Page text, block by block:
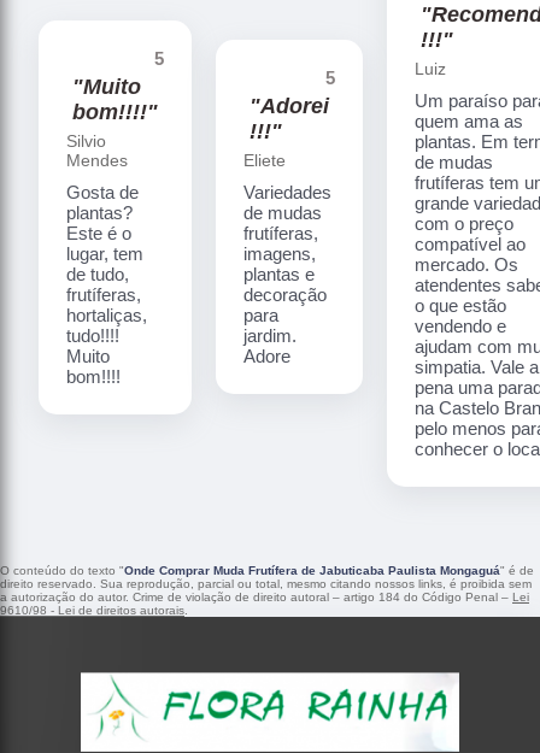
5
"Muito
bom!!!!"
Silvio
Mendes
Gosta de
plantas?
Este é o
lugar, tem
de tudo,
frutíferas,
hortaliças,
tudo!!!!
Muito
bom!!!!
5
"Adorei
!!!"
Eliete
Variedades
de mudas
frutíferas,
imagens,
plantas e
decoração
para
jardim.
Adore
!!!"
Luiz
Um paraíso
quem ama as
plantas. Em
de mudas
frutíferas tem
grande
com o preço
compatível ao
mercado. Os
atendentes
o que estão
vendendo e
ajudam com
simpatia. Vale a
pena uma
na Castelo
pelo menos
conhecer o
O conteúdo do texto "Onde Comprar Muda Frutífera de Jabuticaba Paulista Mongaguá" é de
direito reservado. Sua reprodução, parcial ou total, mesmo citando nossos links, é proibida sem
a autorização do autor. Crime de violação de direito autoral – artigo 184 do Código Penal – Lei
9610/98 - Lei de direitos autorais